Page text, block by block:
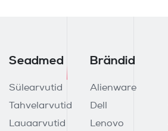
Seadmed
Sülearvutid
Tahvelarvutid
Lauaarvutid
Brändid
Alienware
Dell
Lenovo